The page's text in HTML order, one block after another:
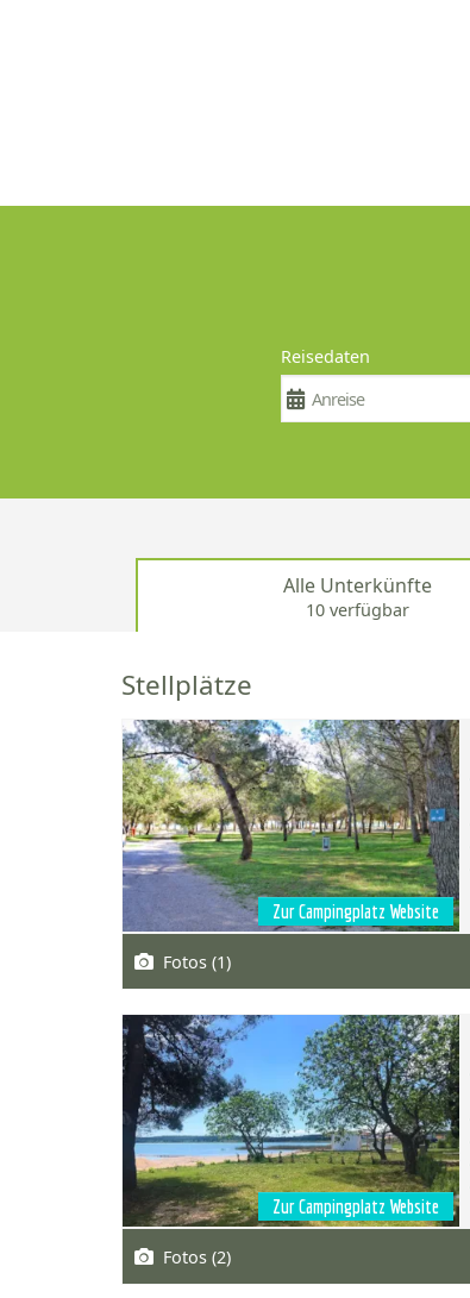
Reisedaten
Alle Unterkünfte
10 verfügbar
Stellplätze
Zur Campingplatz Website
Fotos (1)
Zur Campingplatz Website
Fotos (2)